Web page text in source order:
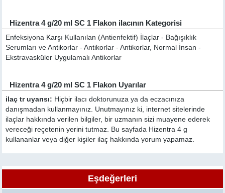
Hizentra 4 g/20 ml SC 1 Flakon ilacının Kategorisi
Enfeksiyona Karşı Kullanılan (Antienfektif) İlaçlar - Bağışıklık
Serumları ve Antikorlar - Antikorlar - Antikorlar, Normal İnsan -
Ekstravasküler Uygulamalı Antikorlar
Hizentra 4 g/20 ml SC 1 Flakon Uyarılar
ilaç tr uyarısı: Hiçbir ilacı doktorunuza ya da eczacınıza
danışmadan kullanmayınız. Unutmayınız ki, internet sitelerinde
ilaçlar hakkında verilen bilgiler, bir uzmanın sizi muayene ederek
vereceği reçetenin yerini tutmaz. Bu sayfada Hizentra 4 g
kullananlar veya diğer kişiler ilaç hakkında yorum yapamaz.
Eşdeğerleri